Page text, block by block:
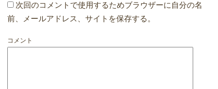
次回のコメントで使用するためブラウザーに自分の名
前、メールアドレス、サイトを保存する。
コメント